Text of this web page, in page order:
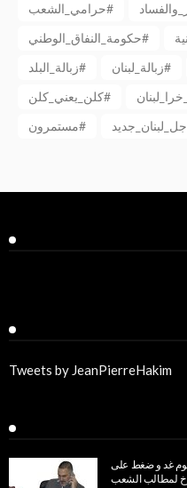
حرامي_الشعب#
حكومة_النفاق_الوطني#
زبالة_البلد#
زبالة_لبنان#
كلن_يعني_كلن#
مستمرون#
Tweets by JeanPierreHakim
غد و ضغط على
لمطالب الشعب